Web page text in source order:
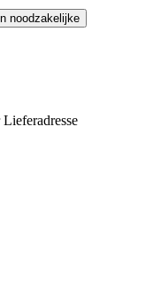
noodzakelijke